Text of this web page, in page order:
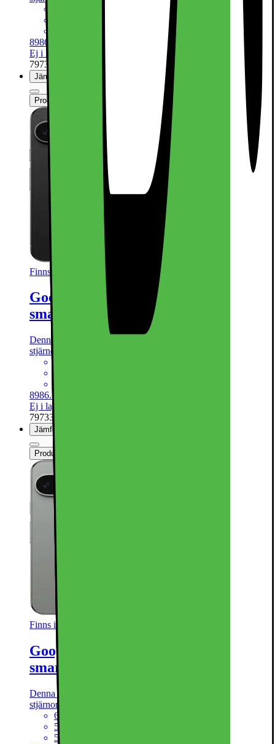
6.75” 1-120Hz pOLED-skärm
50+48+48Mpx trippel kamera
5060mAh batteri, trådlös laddning
8986.-
Ej i lager online
| Finns i lager i 2 butik(er)
797362
Jämför
Produktinformationsblad
Finns i andra varianter
Google Pixel 9 Pro XL 5G
smartphone 16/128GB (obsidian)
Denna produkt har blivit bedömd som 4.8 av 5 möjliga
stjärnor.
8986.-
Ej i lager online
797330
Jämför
Produktinformationsblad
Finns i andra varianter
Google Pixel 9 Pro XL 5G
smartphone 16/256GB (hasselnöt)
Denna produkt har blivit bedömd som 4.8 av 5 möjliga
stjärnor.
6.75” 1-120Hz pOLED-skärm
50+48+48Mpx trippel kamera
5060mAh batteri, trådlös laddning